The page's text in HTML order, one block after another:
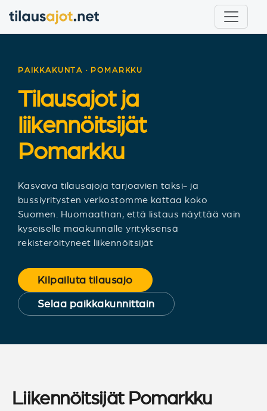
PAIKKAKUNTA · POMARKKU
Tilausajot ja
liikennöitsijät
Pomarkku
Kasvava tilausajoja tarjoavien taksi- ja
bussiyritysten verkostomme kattaa koko
Suomen. Huomaathan, että listaus näyttää vain
kyseiselle maakunnalle yrityksensä
rekisteröityneet liikennöitsijät
Kilpailuta tilausajo
Selaa paikkakunnittain
Liikennöitsijät Pomarkku